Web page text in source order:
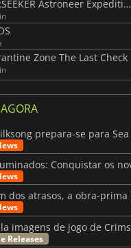
STARSEEKER Astroneer Expeditions
Zone The Last Check
Releases